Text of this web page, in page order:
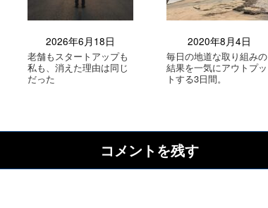
2026年6月18日
老舗もスタートアップも
私も、消えた理由は同じ
だった
2020年8月4日
毎日の地道な取り組みの
結果を一気にアウトプッ
トする3日間。
コメントを残す